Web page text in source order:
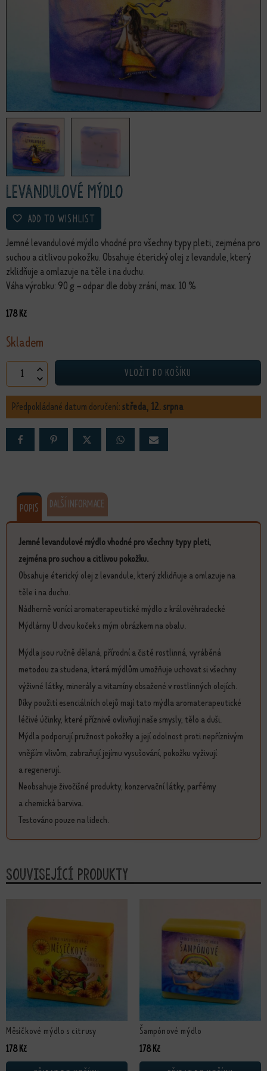
Levandulové mýdlo
ADD TO WISHLIST
Jemné levandulové mýdlo vhodné pro všechny typy pleti, zejména pro
suchou a citlivou pokožku. Obsahuje éterický olej z levandule, který
zklidňuje a omlazuje na těle i na duchu.
Váha výrobku: 90 g – odpar dle doby zrání, max. 10 %
178Kč
Skladem
Levandulové mýdlo množství VLOŽIT DO KOŠÍKU
Předpokládané datum doručení:středa, 12. srpna
POPIS DALŠÍ INFORMACE
Jemné levandulové mýdlo vhodné pro všechny typy pleti,
zejména pro suchou a citlivou pokožku.
Obsahuje éterický olej z levandule, který zklidňuje a omlazuje na
těle i na duchu.
Nádherně vonící aromaterapeutické mýdlo z královéhradecké
Mýdlárny U dvou koček s mým obrázkem na obalu.
Mýdla jsou ručně dělaná, přírodní a čistě rostlinná, vyráběná
metodou za studena, která mýdlům umožňuje uchovat si všechny
výživné látky, minerály a vitamíny obsažené v rostlinných olejích.
Díky použití esenciálních olejů mají tato mýdla aromaterapeutické
léčivé účinky, které příznivě ovlivňují naše smysly, tělo a duši.
Mýdla podporují pružnost pokožky a její odolnost proti nepříznivým
vnějším vlivům, zabraňují jejímu vysušování, pokožku vyživují
a regenerují.
Neobsahuje živočišné produkty, konzervační látky, parfémy
a chemická barviva.
Testováno pouze na lidech.
Související produkty
Měsíčkové mýdlo s citrusy
178Kč
Šampónové mýdlo
178Kč